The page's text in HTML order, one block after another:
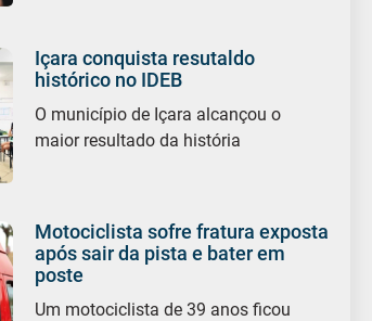
Içara conquista resutaldo
histórico no IDEB
O município de Içara alcançou o
maior resultado da história
Motociclista sofre fratura exposta
após sair da pista e bater em
poste
Um motociclista de 39 anos ficou